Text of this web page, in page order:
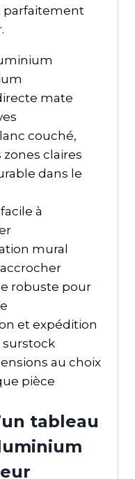
parfaitement
mate
couché,
claires
dans le
à
mural
robuste pour
et expédition
surstock
au choix
pièce
tableau